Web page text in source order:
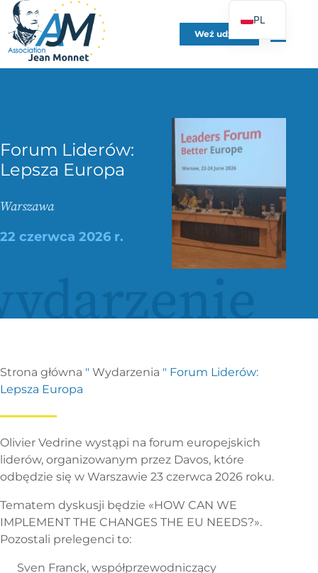
Weź udział
Forum Liderów:
Lepsza Europa
Warszawa
22 czerwca 2026 r.
Strona główna " Wydarzenia " Forum Liderów:
Lepsza Europa
Olivier Vedrine wystąpi na forum europejskich
liderów, organizowanym przez Davos, które
odbędzie się w Warszawie 23 czerwca 2026 roku.
Tematem dyskusji będzie «HOW CAN WE
IMPLEMENT THE CHANGES THE EU NEEDS?».
Pozostali prelegenci to:
Sven Franck, współprzewodniczący
PL
FR
EN
IT
UK